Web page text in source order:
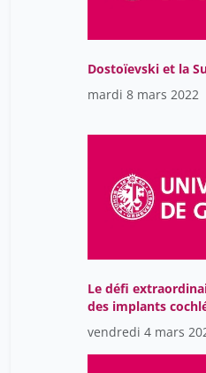
Dostoïevski et la
mardi 8 mars 2022
Le défi
des implants
dans le traitement
surdité
vendredi 4 mars